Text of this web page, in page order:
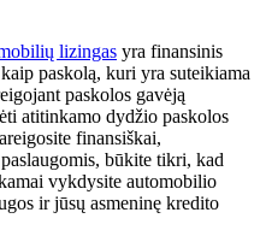
lizingas yra finansinis
paskolą, kuri yra suteikiama
paskolos gavėją
atitinkamo dydžio paskolos
finansiškai,
būkite tikri, kad
vykdysite automobilio
ir jūsų asmeninę kredito